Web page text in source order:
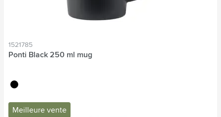
1521785
Ponti Black 250 ml mug
noir
Meilleure vente